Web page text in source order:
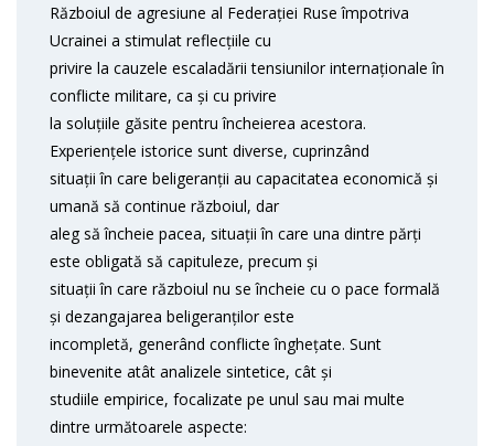
Războiul de agresiune al Federației Ruse împotriva
Ucrainei a stimulat reflecțiile cu
privire la cauzele escaladării tensiunilor internaționale în
conflicte militare, ca și cu privire
la soluțiile găsite pentru încheierea acestora.
Experiențele istorice sunt diverse, cuprinzând
situații în care beligeranții au capacitatea economică și
umană să continue războiul, dar
aleg să încheie pacea, situații în care una dintre părți
este obligată să capituleze, precum și
situații în care războiul nu se încheie cu o pace formală
și dezangajarea beligeranților este
incompletă, generând conflicte înghețate. Sunt
binevenite atât analizele sintetice, cât și
studiile empirice, focalizate pe unul sau mai multe
dintre următoarele aspecte: